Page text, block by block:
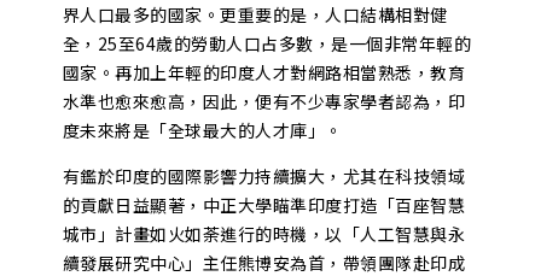
界人口最多的國家。更重要的是，人口結構相對健
全，25至64歲的勞動人口占多數，是一個非常年輕的
國家。再加上年輕的印度人才對網路相當熟悉，教育
水準也愈來愈高，因此，便有不少專家學者認為，印
度未來將是「全球最大的人才庫」。
有鑑於印度的國際影響力持續擴大，尤其在科技領域
的貢獻日益顯著，中正大學瞄準印度打造「百座智慧
城市」計畫如火如荼進行的時機，以「人工智慧與永
續發展研究中心」主任熊博安為首，帶領團隊赴印成